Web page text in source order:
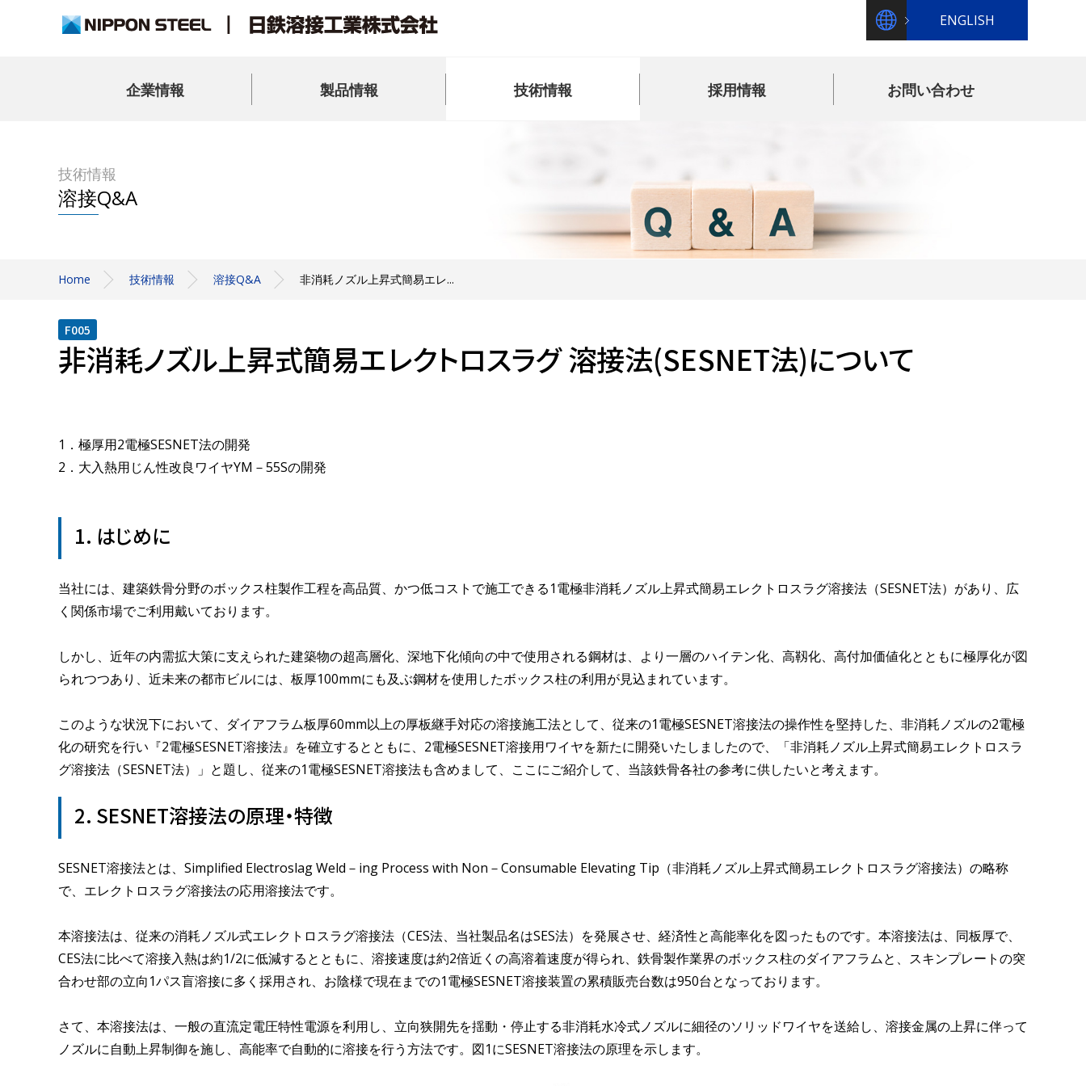
ENGLISH
企業情報 製品情報 技術情報 採用情報 お問い合わせ
技術情報
溶接Q&A
Home 技術情報 溶接Q&A 非消耗ノズル上昇式簡易エレ...
F005
非消耗ノズル上昇式簡易エレクトロスラグ 溶接法(SESNET法)について
1．極厚用2電極SESNET法の開発
2．大入熱用じん性改良ワイヤYM－55Sの開発
1. はじめに
当社には、建築鉄骨分野のボックス柱製作工程を高品質、かつ低コストで施工できる1電極非消耗ノズル上昇式簡易エレクトロスラグ溶接法（SESNET法）があり、広
く関係市場でご利用戴いております。
しかし、近年の内需拡大策に支えられた建築物の超高層化、深地下化傾向の中で使用される鋼材は、より一層のハイテン化、高靱化、高付加価値化とともに極厚化が図
られつつあり、近未来の都市ビルには、板厚100mmにも及ぶ鋼材を使用したボックス柱の利用が見込まれています。
このような状況下において、ダイアフラム板厚60mm以上の厚板継手対応の溶接施工法として、従来の1電極SESNET溶接法の操作性を堅持した、非消耗ノズルの2電極
化の研究を行い『2電極SESNET溶接法』を確立するとともに、2電極SESNET溶接用ワイヤを新たに開発いたしましたので、「非消耗ノズル上昇式簡易エレクトロスラ
グ溶接法（SESNET法）」と題し、従来の1電極SESNET溶接法も含めまして、ここにご紹介して、当該鉄骨各社の参考に供したいと考えます。
2. SESNET溶接法の原理・特徴
SESNET溶接法とは、Simplified Electroslag Weld－ing Process with Non－Consumable Elevating Tip（非消耗ノズル上昇式簡易エレクトロスラグ溶接法）の略称
で、エレクトロスラグ溶接法の応用溶接法です。
本溶接法は、従来の消耗ノズル式エレクトロスラグ溶接法（CES法、当社製品名はSES法）を発展させ、経済性と高能率化を図ったものです。本溶接法は、同板厚で、
CES法に比べて溶接入熱は約1/2に低減するとともに、溶接速度は約2倍近くの高溶着速度が得られ、鉄骨製作業界のボックス柱のダイアフラムと、スキンプレートの突
合わせ部の立向1パス盲溶接に多く採用され、お陰様で現在までの1電極SESNET溶接装置の累積販売台数は950台となっております。
さて、本溶接法は、一般の直流定電圧特性電源を利用し、立向狭開先を揺動・停止する非消耗水冷式ノズルに細径のソリッドワイヤを送給し、溶接金属の上昇に伴って
ノズルに自動上昇制御を施し、高能率で自動的に溶接を行う方法です。図1にSESNET溶接法の原理を示します。